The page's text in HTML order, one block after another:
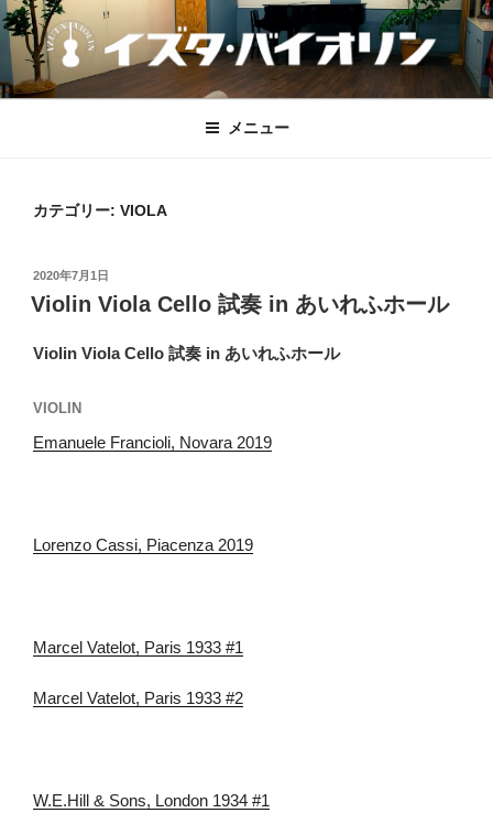
コ
ン
テ
ン
IZUTA-VIOLIN
イズタ・バイオリン
メニュー
カテゴリー: VIOLA
投
稿
日:
2020年7月1日
Violin Viola Cello 試奏 in あいれふホール
Violin Viola Cello 試奏 in あいれふホール
VIOLIN
Emanuele Francioli, Novara 2019
Lorenzo Cassi, Piacenza 2019
Marcel Vatelot, Paris 1933 #1
Marcel Vatelot, Paris 1933 #2
W.E.Hill & Sons, London 1934 #1